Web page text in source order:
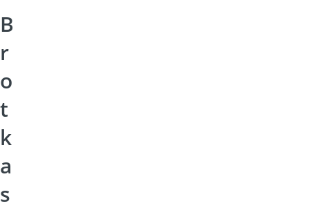
B
r
o
t
k
a
s